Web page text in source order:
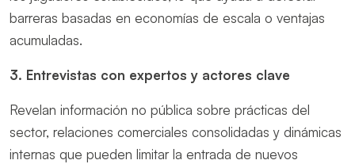
barreras basadas en economías de escala o ventajas
acumuladas.
3. Entrevistas con expertos y actores clave
Revelan información no pública sobre prácticas del
sector, relaciones comerciales consolidadas y dinámicas
internas que pueden limitar la entrada de nuevos